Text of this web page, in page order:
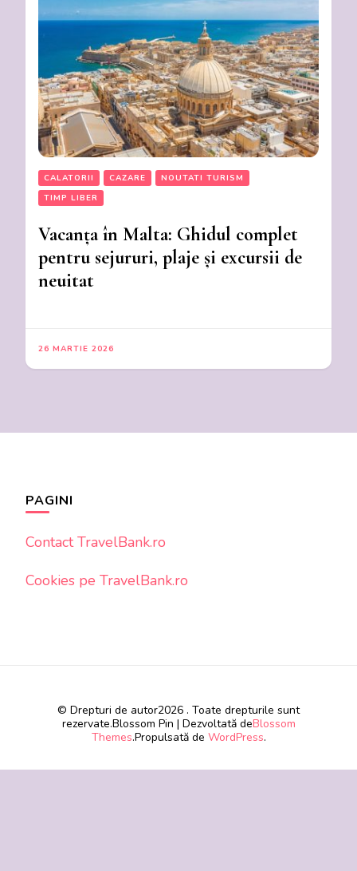
CALATORII CAZARE
NOUTATI TURISM
TIMP LIBER
Vacanța în Malta: Ghidul complet
pentru sejururi, plaje și excursii de
neuitat
26 MARTIE 2026
PAGINI
Contact TravelBank.ro
Cookies pe TravelBank.ro
© Drepturi de autor2026 . Toate drepturile sunt
rezervate.Blossom Pin | Dezvoltată deBlossom
Themes.Propulsată de WordPress.